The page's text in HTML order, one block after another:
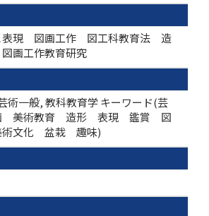
表現 図画工作 図工科教育法 造
画工作教育研究
術一般, 教科教育学 キーワード(芸
美術教育 造形 表現 鑑賞 図
文化 盆栽 趣味)